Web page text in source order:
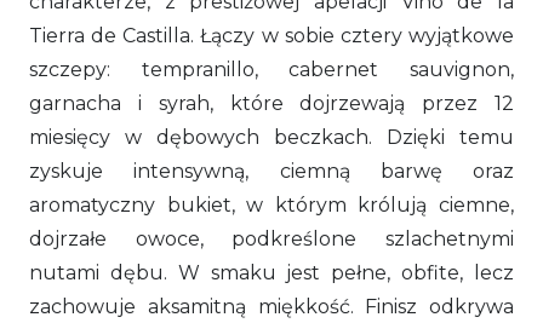
Tierra de Castilla. Łączy w sobie cztery wyjątkowe
szczepy: tempranillo, cabernet sauvignon,
garnacha i syrah, które dojrzewają przez 12
miesięcy w dębowych beczkach. Dzięki temu
zyskuje intensywną, ciemną barwę oraz
aromatyczny bukiet, w którym królują ciemne,
dojrzałe owoce, podkreślone szlachetnymi
nutami dębu. W smaku jest pełne, obfite, lecz
zachowuje aksamitną miękkość. Finisz odkrywa